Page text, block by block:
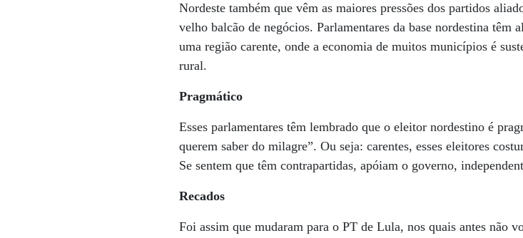
Nordeste também que vêm as maiores pressões dos partidos
velho balcão de negócios. Parlamentares da base nordestina
uma região carente, onde a economia de muitos municípios é
rural.
Pragmático
Esses parlamentares têm lembrado que o eleitor nordestino é
querem saber do milagre”. Ou seja: carentes, esses eleitores
Se sentem que têm contrapartidas, apóiam o governo,
Recados
Foi assim que mudaram para o PT de Lula, nos quais antes não